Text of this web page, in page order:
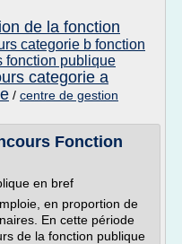
de la fonction
categorie b fonction
fonction publique
categorie a
/ centre de gestion
Fonction
en bref
en proportion de
En cette période
de la fonction publique